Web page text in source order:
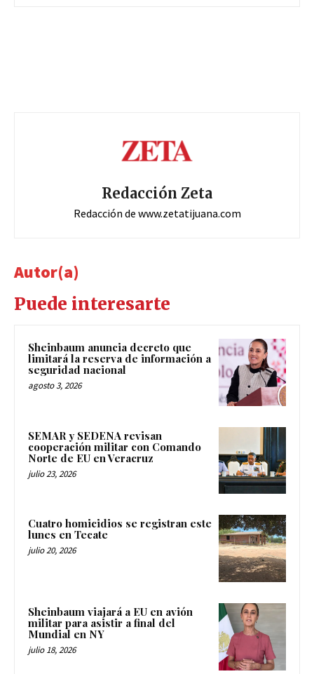
Redacción Zeta
Redacción de www.zetatijuana.com
Autor(a)
Puede interesarte
Sheinbaum anuncia decreto que
limitará la reserva de información a
seguridad nacional
agosto 3, 2026
SEMAR y SEDENA revisan
cooperación militar con Comando
Norte de EU en Veracruz
julio 23, 2026
Cuatro homicidios se registran este
lunes en Tecate
julio 20, 2026
Sheinbaum viajará a EU en avión
militar para asistir a final del
Mundial en NY
julio 18, 2026